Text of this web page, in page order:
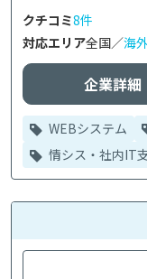
クチコミ8件
対応エリア全国／海外
企業詳細
WEBシステム
情シス・社内IT